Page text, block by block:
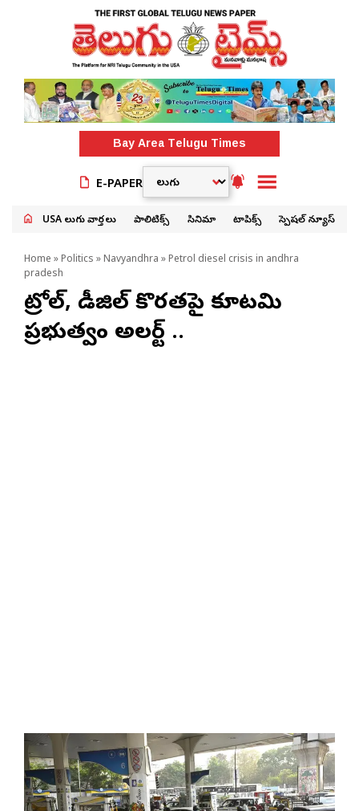
Bay AreaTelugu Times
E-PAPER
USA తెలుగు వార్తలు పాలిటిక్స్ సినిమా టాపిక్స్ స్పెషల్ న్యూస్
Home » Politics » Navyandhra » Petrol diesel crisis in andhra
pradesh
పెట్రోల్, డీజిల్ కొరతపై కూటమి
ప్రభుత్వం అలర్ట్ ..